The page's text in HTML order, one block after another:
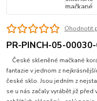
Ohodnotit
PR-PINCH-05-
České skleněné mačkané
fantazie v jednom z
české sklo. Jsou jedním z
se u nás začaly vyrábět již